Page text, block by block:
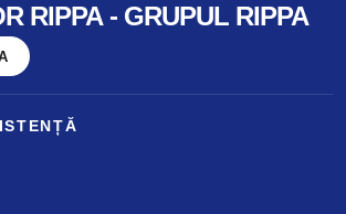
RIPPA - GRUPUL RIPPA